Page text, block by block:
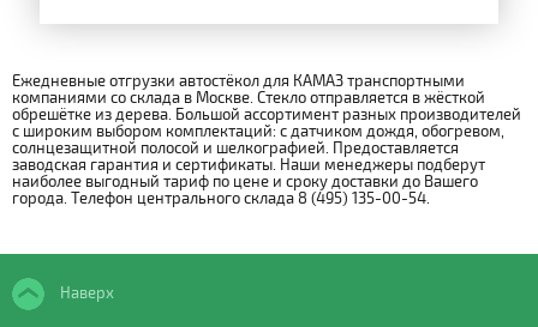
Ежедневные отгрузки автостёкол для КАМАЗ транспортными
компаниями со склада в Москве. Стекло отправляется в жёсткой
обрешётке из дерева. Большой ассортимент разных производителей
с широким выбором комплектаций: с датчиком дождя, обогревом,
солнцезащитной полосой и шелкографией. Предоставляется
заводская гарантия и сертификаты. Наши менеджеры подберут
наиболее выгодный тариф по цене и сроку доставки до Вашего
города. Телефон центрального склада 8 (495) 135-00-54.
Наверх